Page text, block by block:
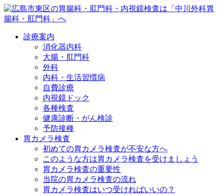
診療案内
消化器内科
大腸・肛門科
外科
内科・生活習慣病
自費診療
内視鏡ドック
各種検査
健康診断・がん検診
予防接種
胃カメラ検査
初めての胃カメラ検査が不安な方へ
このような方は胃カメラ検査を受けましょう
胃カメラ検査の重要性
当院の胃カメラ検査の流れ
胃カメラ検査はいつ受ければいいの？